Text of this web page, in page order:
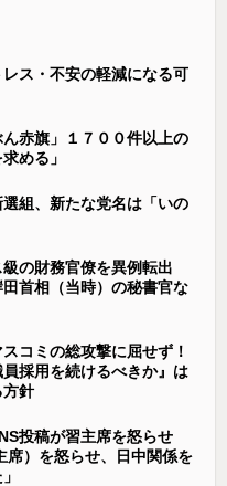
レス・不安の軽減になる可
赤旗」１７００件以上の
める」
選組、新たな党名は「いの
級の財務官僚を異例転出
首相（当時）の秘書官な
コミの総攻撃に屈せず！
員採用を続けるべきか』は
方針
投稿が習主席を怒らせ
席）を怒らせ、日中関係を